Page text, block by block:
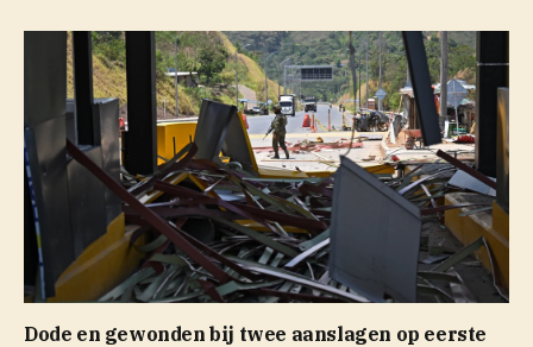
Dode en gewonden bij twee aanslagen op eerste